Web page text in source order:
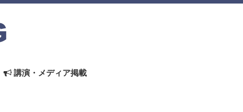
講演・メディア掲載